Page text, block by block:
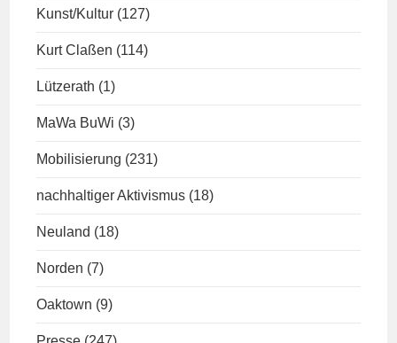
Kunst/Kultur (127)
Kurt Claßen (114)
Lützerath (1)
MaWa BuWi (3)
Mobilisierung (231)
nachhaltiger Aktivismus (18)
Neuland (18)
Norden (7)
Oaktown (9)